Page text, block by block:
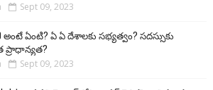
Sept 09, 2023
అంటే ఏంటి? ఏ ఏ దేశాలకు సభ్యత్వం? సదస్సుకు
ప్రాధాన్యత?
Sept 09, 2023